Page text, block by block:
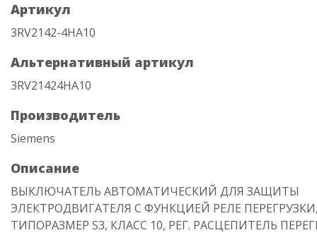
Артикул
3RV2142-4HA10
Альтернативный артикул
3RV21424HA10
Производитель
Siemens
Описание
ВЫКЛЮЧАТЕЛЬ АВТОМАТИЧЕСКИЙ ДЛЯ ЗАЩИТЫ
ЭЛЕКТРОДВИГАТЕЛЯ С ФУНКЦИЕЙ РЕЛЕ
ТИПОРАЗМЕР S3, КЛАСС 10, РЕГ. РАСЦЕПИТЕЛЬ